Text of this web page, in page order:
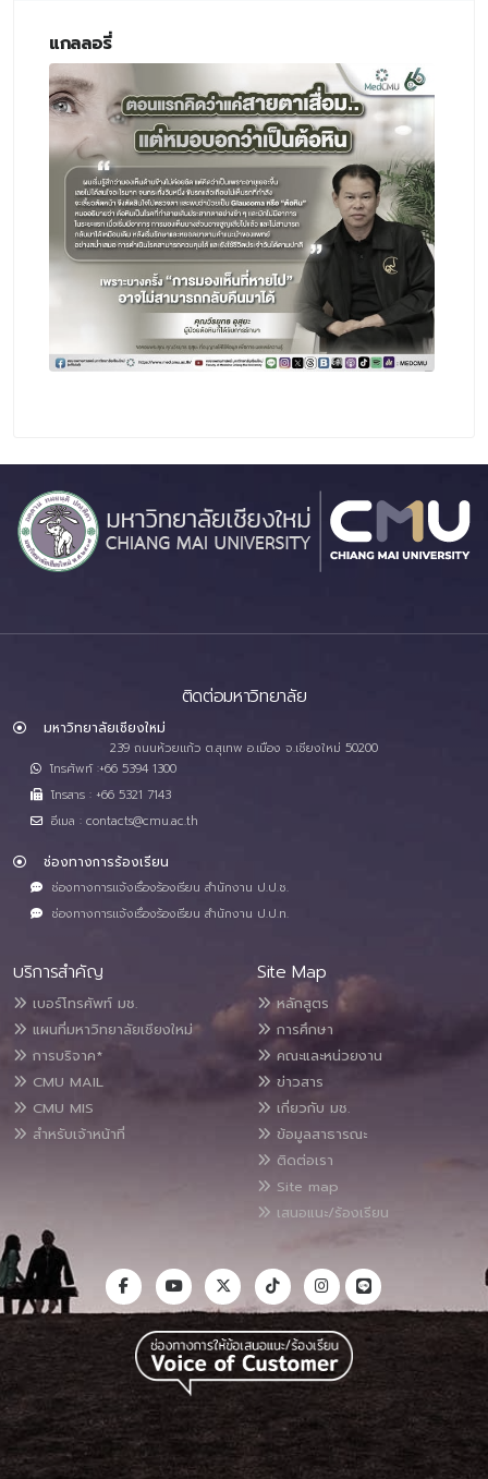
แกลลอรี่
ติดต่อมหาวิทยาลัย
มหาวิทยาลัยเชียงใหม่
239 ถนนห้วยแก้ว ต.สุเทพ อ.เมือง จ.เชียงใหม่ 50200
โทรศัพท์ :+66 5394 1300
โทรสาร : +66 5321 7143
อีเมล : contacts@cmu.ac.th
ช่องทางการร้องเรียน
ช่องทางการแจ้งเรื่องร้องเรียน สำนักงาน ป.ป.ช.
ช่องทางการแจ้งเรื่องร้องเรียน สำนักงาน ป.ป.ท.
บริการสำคัญ
เบอร์โทรศัพท์ มช.
แผนที่มหาวิทยาลัยเชียงใหม่
การบริจาค*
CMU MAIL
CMU MIS
สำหรับเจ้าหน้าที่
Site Map
หลักสูตร
การศึกษา
คณะและหน่วยงาน
ข่าวสาร
เกี่ยวกับ มช.
ข้อมูลสาธารณะ
ติดต่อเรา
Site map
เสนอแนะ/ร้องเรียน